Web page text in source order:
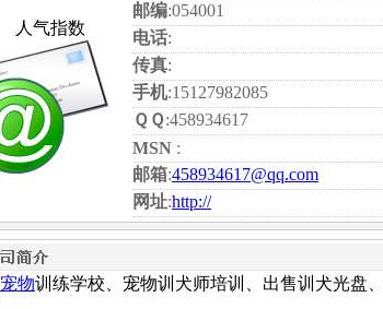
人气指数
邮编:054001
电话:
传真:
手机:15127982085
ＱＱ:458934617
MSN :
邮箱:458934617@qq.com
网址:http://
宠物训练学校、宠物训犬师培训、出售训犬光盘